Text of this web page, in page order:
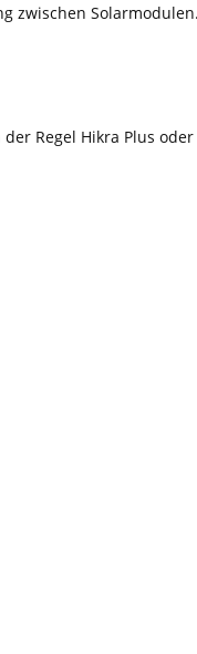
zwischen
Regel Hikra Plus oder